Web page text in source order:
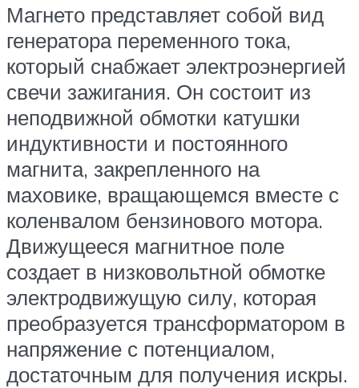
Магнето представляет собой вид
генератора переменного тока,
который снабжает электроэнергией
свечи зажигания. Он состоит из
неподвижной обмотки катушки
индуктивности и постоянного
магнита, закрепленного на
маховике, вращающемся вместе с
коленвалом бензинового мотора.
Движущееся магнитное поле
создает в низковольтной обмотке
электродвижущую силу, которая
преобразуется трансформатором в
напряжение с потенциалом,
достаточным для получения искры.